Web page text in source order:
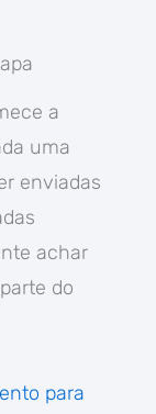
a
uma
enviadas
achar
do
para